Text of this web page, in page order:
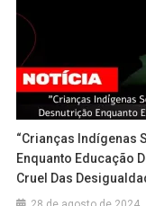
“Crianças Indígenas
Enquanto Educação
Cruel Das